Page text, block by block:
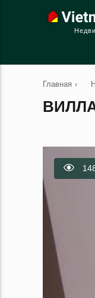
Главная ›